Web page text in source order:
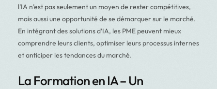
l’IA n’est pas seulement un moyen de rester compétitives,
mais aussi une opportunité de se démarquer sur le marché.
En intégrant des solutions d’IA, les PME peuvent mieux
comprendre leurs clients, optimiser leurs processus internes
et anticiper les tendances du marché.
La Formation en IA – Un